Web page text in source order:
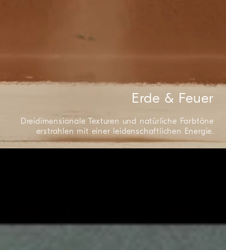
Erde & Feuer
Dreidimensionale Texturen und natürliche Farbtöne
erstrahlen mit einer leidenschaftlichen Energie.